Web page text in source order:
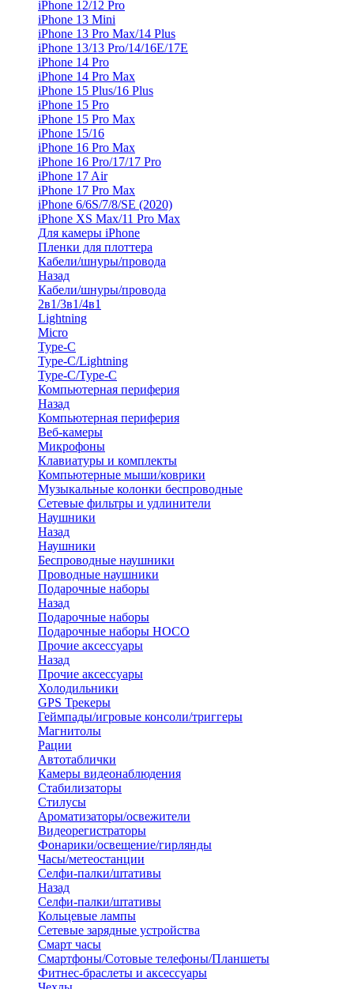
iPhone 12/12 Pro
iPhone 13 Mini
iPhone 13 Pro Max/14 Plus
iPhone 13/13 Pro/14/16E/17E
iPhone 14 Pro
iPhone 14 Pro Max
iPhone 15 Plus/16 Plus
iPhone 15 Pro
iPhone 15 Pro Max
iPhone 15/16
iPhone 16 Pro Max
iPhone 16 Pro/17/17 Pro
iPhone 17 Air
iPhone 17 Pro Max
iPhone 6/6S/7/8/SE (2020)
iPhone XS Max/11 Pro Max
Для камеры iPhone
Пленки для плоттера
Кабели/шнуры/провода
Назад
Кабели/шнуры/провода
2в1/3в1/4в1
Lightning
Micro
Type-C
Type-C/Lightning
Type-C/Type-C
Компьютерная периферия
Назад
Компьютерная периферия
Веб-камеры
Микрофоны
Клавиатуры и комплекты
Компьютерные мыши/коврики
Музыкальные колонки беспроводные
Сетевые фильтры и удлинители
Наушники
Назад
Наушники
Беспроводные наушники
Проводные наушники
Подарочные наборы
Назад
Подарочные наборы
Подарочные наборы HOCO
Прочие аксессуары
Назад
Прочие аксессуары
Холодильники
GPS Трекеры
Геймпады/игровые консоли/триггеры
Магнитолы
Рации
Автотаблички
Камеры видеонаблюдения
Стабилизаторы
Стилусы
Ароматизаторы/освежители
Видеорегистраторы
Фонарики/освещение/гирлянды
Часы/метеостанции
Селфи-палки/штативы
Назад
Селфи-палки/штативы
Кольцевые лампы
Сетевые зарядные устройства
Смарт часы
Смартфоны/Сотовые телефоны/Планшеты
Фитнес-браслеты и аксессуары